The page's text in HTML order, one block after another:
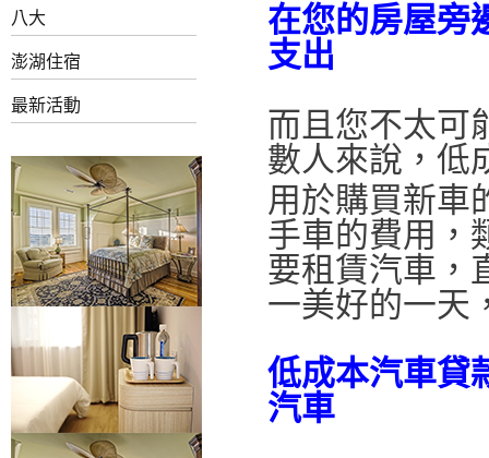
八大
澎湖住宿
最新活動
在您的房屋旁
支出
而且您不太可
數人來說，低
用於購買新車
手車的費用，
要租賃汽車，
一美好的一天
低成本汽車貸
汽車